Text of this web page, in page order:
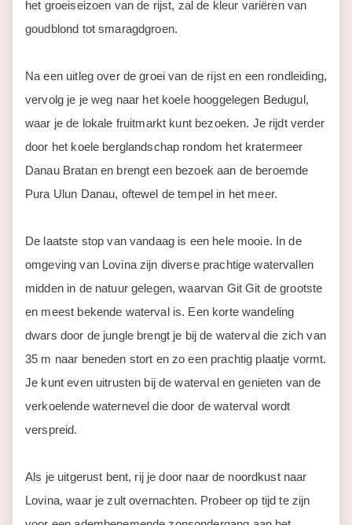
De laatste stop van vandaag is een hele mooie. In de
midden in de natuur gelegen, waarvan Git Git de grootste
en meest bekende waterval is. Een korte wandeling
dwars door de jungle brengt je bij de waterval die zich van
35 m naar beneden stort en zo een prachtig plaatje vormt.
Je kunt even uitrusten bij de waterval en genieten van de
verkoelende waternevel die door de waterval wordt
Als je uitgerust bent, rij je door naar de noordkust naar
Lovina, waar je zult overnachten. Probeer op tijd te zijn
voor een adembenemende zonsondergang aan het
strand.